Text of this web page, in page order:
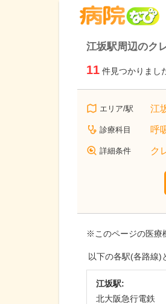
江坂駅周辺のク
11 件見つかりまし
エリア/駅 江
診療科目 呼
詳細条件 ク
※このページの医療
以下の各駅(各路線)
江坂駅:
北大阪急行電鉄